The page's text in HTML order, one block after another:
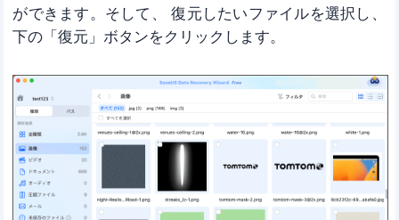
ができます。そして、 復元したいファイルを選択し、
下の「復元」ボタンをクリックします。